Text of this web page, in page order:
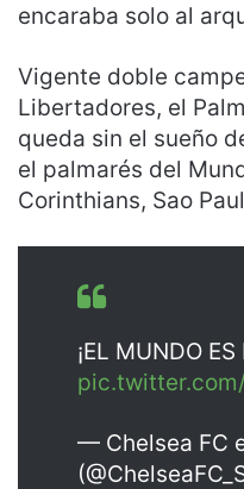
encaraba solo al
Vigente doble
Libertadores, el
queda sin el sueño
el palmarés del
Corinthians, Sao
¡EL MUNDO ES
— Chelsea FC